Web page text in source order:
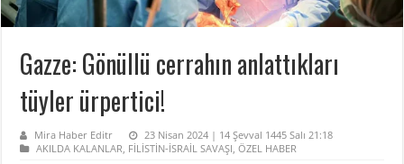
Gazze: Gönüllü cerrahın anlattıkları
tüyler ürpertici!
Mira Haber Editr
23 Nisan 2024 | 14 Şevval 1445 Salı 21:18
AKILDA KALANLAR, FİLİSTİN-İSRAİL SAVAŞI,ÖZEL HABER